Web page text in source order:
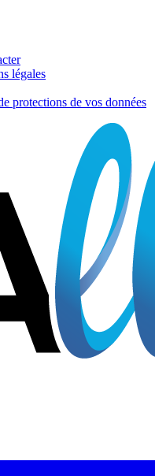
légales
protections de vos données